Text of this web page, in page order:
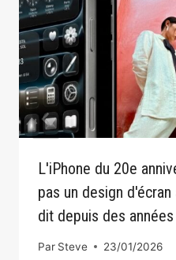
L'iPhone du 20e
pas un design
dit depuis des années
Par Steve 23/01/2026